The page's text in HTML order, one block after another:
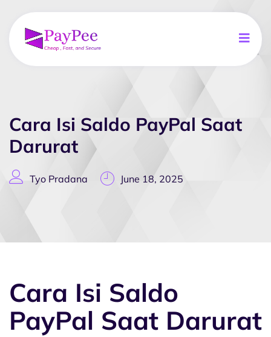
Cara Isi Saldo PayPal Saat
Darurat
Tyo Pradana June 18, 2025
Cara Isi Saldo
PayPal Saat Darurat